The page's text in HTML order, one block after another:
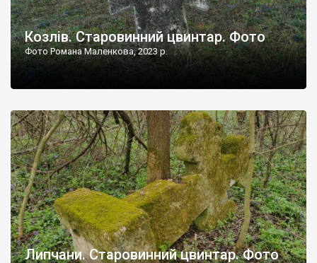
Козлів. Старовинний цвинтар. Фото
Фото Романа Маленкова, 2023 р.
Липчани. Старовинний цвинтар. Фото